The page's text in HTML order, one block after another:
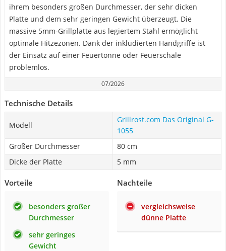
ihrem besonders großen Durchmesser, der sehr dicken
Platte und dem sehr geringen Gewicht überzeugt. Die
massive 5mm-Grillplatte aus legiertem Stahl ermöglicht
optimale Hitzezonen. Dank der inkludierten Handgriffe ist
der Einsatz auf einer Feuertonne oder Feuerschale
problemlos.
07/2026
Technische Details
Modell
Grillrost.com Das Original G-
1055
Großer Durchmesser
80 cm
Dicke der Platte
5 mm
Vorteile
besonders großer
Durchmesser
sehr geringes
Gewicht
Nachteile
vergleichsweise
dünne Platte